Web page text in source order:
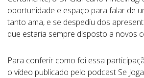
oportunidade e espaço para falar de
tanto ama, e se despediu dos
que estaria sempre disposto a novos
Para conferir como foi essa
o vídeo publicado pelo podcast Se